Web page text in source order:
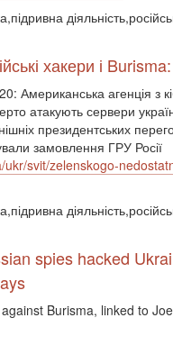
хакери і
Американська агенція
атакують сервери
президентських
замовлення ГРУ Росії
ukr/svit/zelenskogo-
spies hacked
Burisma, linked to